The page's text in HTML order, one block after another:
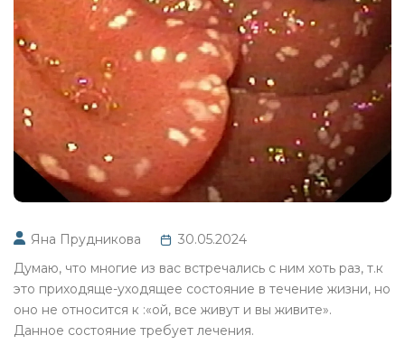
Яна Прудникова
30.05.2024
Думаю, что многие из вас встречались с ним хоть раз, т.к
это приходяще-уходящее состояние в течение жизни, но
оно не относится к :«ой, все живут и вы живите».
Данное состояние требует лечения.